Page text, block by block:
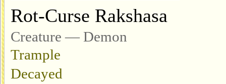
Rot-Curse Rakshasa
Creature — Demon
Trample
Decayed